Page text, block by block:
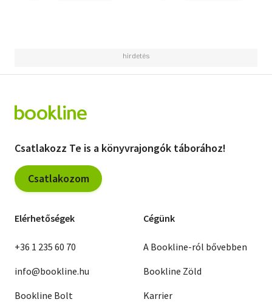
Csatlakozz Te is a könyvrajongók táborához!
Csatlakozom
Elérhetőségek
+36 1 235 60 70
info@bookline.hu
Bookline Bolt
Cégünk
A Bookline-ról bővebben
Bookline Zöld
Karrier